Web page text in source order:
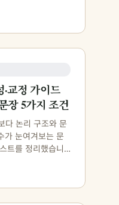
교정 가이드
장 5가지 조건
다 논리 구조와 문
가 눈여겨보는 문
트를 정리했습니